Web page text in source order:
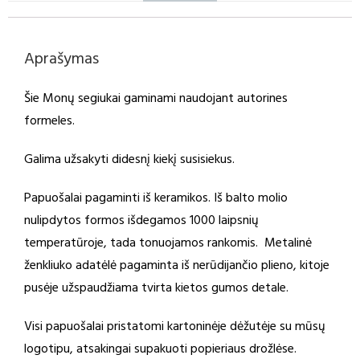
Aprašymas
Šie Monų segiukai gaminami naudojant autorines
formeles.
Galima užsakyti didesnį kiekį susisiekus.
Papuošalai pagaminti iš keramikos. Iš balto molio
nulipdytos formos išdegamos 1000 laipsnių
temperatūroje, tada tonuojamos rankomis. Metalinė
ženkliuko adatėlė pagaminta iš nerūdijančio plieno, kitoje
pusėje užspaudžiama tvirta kietos gumos detale.
Visi papuošalai pristatomi kartoninėje dėžutėje su mūsų
logotipu, atsakingai supakuoti popieriaus drožlėse.